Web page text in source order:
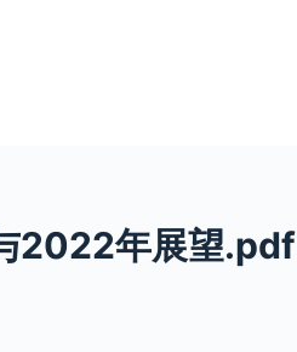
2022年展望.pdf